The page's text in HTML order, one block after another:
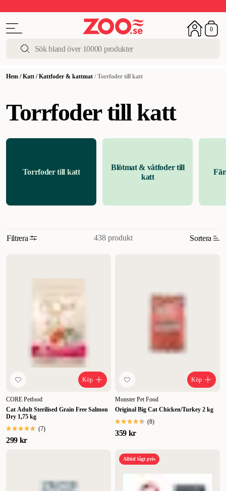
0
Hem /Katt /Kattfoder & kattmat /Torrfoder till katt
Torrfoder till katt
Torrfoder till katt
Blötmat & våtfoder till
katt
Filtrera 438 produkt Sortera
Lägsta pris
Köp
CORE Petfood
Cat Adult Sterilised Grain Free Salmon
Dry 1,75 kg
(7)
299 kr
Köp
Monster Pet Food
Original Big Cat Chicken/Turkey 2 kg
(8)
359 kr
Alltid lågt pris